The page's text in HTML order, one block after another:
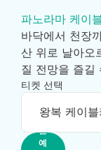
파노라마 케이
바닥에서 천장
산 위로 날아오
질 전망을 즐길
티켓 선택
지
금
예